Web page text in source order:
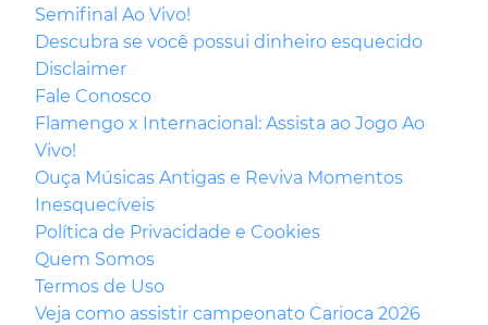
Semifinal Ao Vivo!
Descubra se você possui dinheiro esquecido
Disclaimer
Fale Conosco
Flamengo x Internacional: Assista ao Jogo Ao
Vivo!
Ouça Músicas Antigas e Reviva Momentos
Inesquecíveis
Política de Privacidade e Cookies
Quem Somos
Termos de Uso
Veja como assistir campeonato Carioca 2026